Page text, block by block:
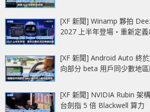
[XF 新聞] Winamp 夥拍
2027 上半年登場‧重新定
[XF 新聞] Android Auto 終
向部分 beta 用戶同少數地
[XF 新聞] NVIDIA Rubin 架
台劍指 5 倍 Blackwell 算力